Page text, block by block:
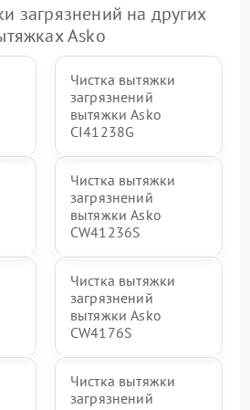
загрязнений на других
Asko
Чистка вытяжки
загрязнений
вытяжки Asko
CI41238G
Чистка вытяжки
загрязнений
вытяжки Asko
CW41236S
Чистка вытяжки
загрязнений
вытяжки Asko
CW4176S
Чистка вытяжки
загрязнений